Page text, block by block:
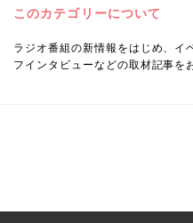
このカテゴリーについて
ラジオ番組の新情報をはじめ、イ
フインタビューなどの取材記事を